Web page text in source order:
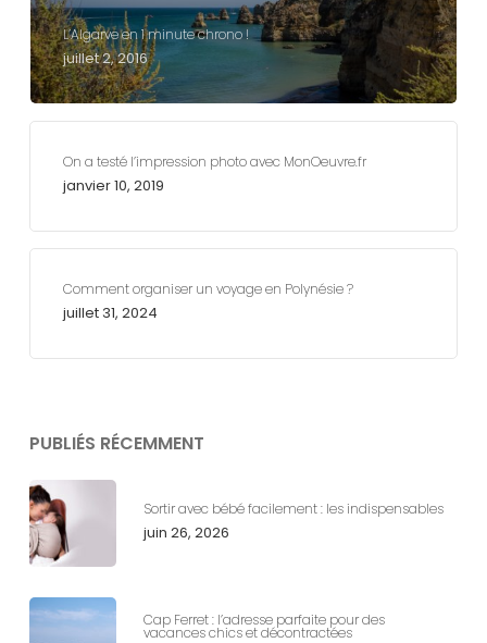
L’Algarve en 1 minute chrono !
juillet 2, 2016
On a testé l’impression photo avec MonOeuvre.fr
janvier 10, 2019
Comment organiser un voyage en Polynésie ?
juillet 31, 2024
PUBLIÉS RÉCEMMENT
Sortir avec bébé facilement : les indispensables
juin 26, 2026
Cap Ferret : l’adresse parfaite pour des
vacances chics et décontractées